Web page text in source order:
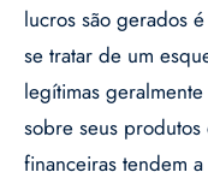
lucros são gerados
se tratar de um
legítimas
sobre seus
financeiras tendem